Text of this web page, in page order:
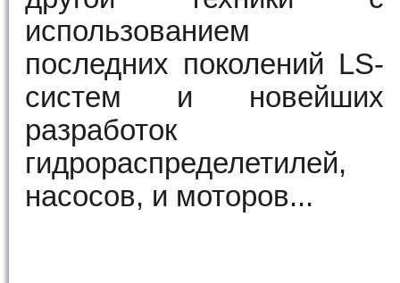
использованием
последних поколений LS-
систем и новейших
разработок
гидрораспределетилей,
насосов, и моторов...